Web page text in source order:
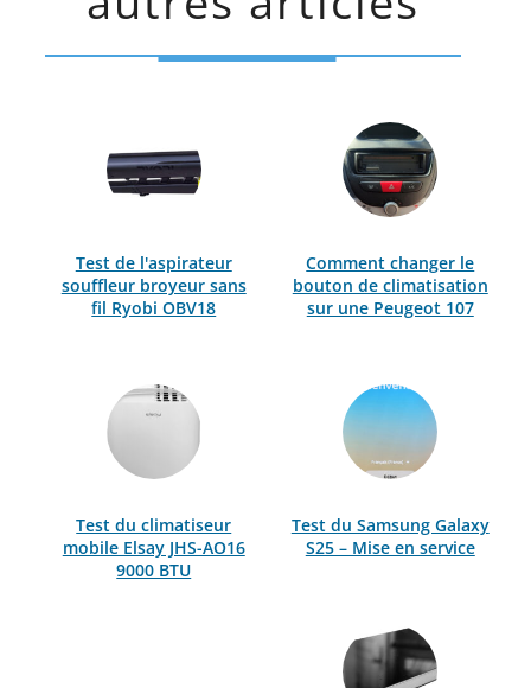
Test de l'aspirateur
souffleur broyeur sans
fil Ryobi OBV18
Comment changer le
bouton de climatisation
sur une Peugeot 107
Test du climatiseur
mobile Elsay JHS-AO16
9000 BTU
Test du Samsung Galaxy
S25 – Mise en service